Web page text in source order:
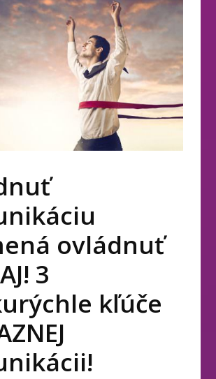
ovládnuť
3
kľúče